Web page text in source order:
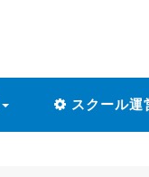
スクール運
» 「1人で